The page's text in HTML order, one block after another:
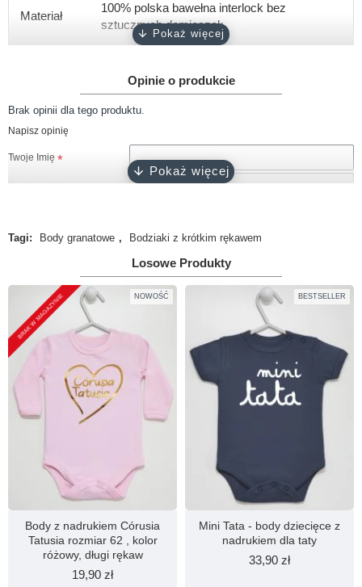
Materiał
100% polska bawełna interlock bez
sztucznych domieszek
krótki, długi
Rozmiary 56, 62, 68, 74, 80, 86, 92
Kolor
biały, różowy, ciemny róż, błękitny,
turkusowy, szary, granatowy, czarny
100% polski produkt - Marka Lene
Opinie o produkcie
Brak opinii dla tego produktu.
Napisz opinię
Twoje Imię
Twoja opinia
Uwaga!HTML nie jest dopuszczony!
Ranking opinii Zła Dobra
KONTYNUUJ
Tagi: Body granatowe , Bodziaki z krótkim rękawem
Losowe Produkty
NOWOŚĆ
BRAK W MAGAZYNIE
Body z nadrukiem Córusia
Tatusia rozmiar 62 , kolor
różowy, długi rękaw
19,90 zł
BESTSELLER
Mini Tata - body dziecięce z
nadrukiem dla taty
33,90 zł